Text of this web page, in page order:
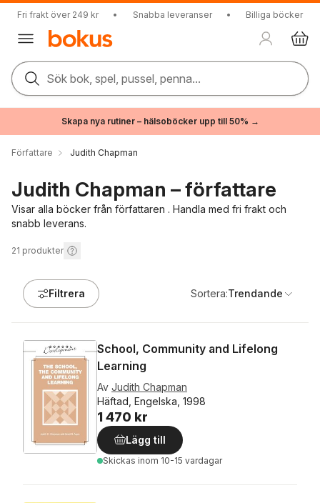
Fri frakt över 249 kr • Snabba leveranser • Billiga böcker
Sök bok, spel, pussel, penna...
Skapa nya rutiner – hälsoböcker upp till 50% →
Författare Judith Chapman
Judith Chapman – författare
Visar alla böcker från författaren . Handla med fri frakt och
snabb leverans.
21 produkter
Filtrera Sortera:Trendande
School, Community and Lifelong
Learning
Av Judith Chapman
Häftad, Engelska, 1998
1 470 kr
Lägg till
Skickas inom 10-15 vardagar